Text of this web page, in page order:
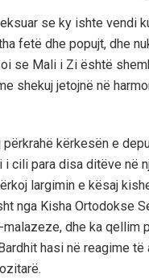
se ky ishte vendi
fetë dhe popujt, dhe
se Mali i Zi është
shekuj jetojnë në
përkrahë kërkesën e
i cili para disa ditëve në
largimin e kësaj
nga Kisha Ortodokse
dhe ka qellim
hasi në reagime të